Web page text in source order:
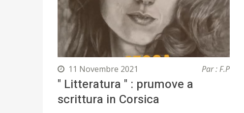
11 Novembre 2021 Par : F.P
" Litteratura " : prumove a
scrittura in Corsica